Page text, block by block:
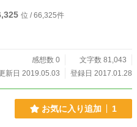
位 / 66,325件
感想数 0
文字数 81,043
新日 2019.05.03
登録日 2017.01.28
お気に入り追加 1